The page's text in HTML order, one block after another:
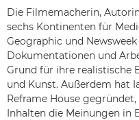
Die Filmemacherin,
sechs Kontinenten für
Geographic und
Dokumentationen und
Grund für ihre realistische
und Kunst. Außerdem hat
Reframe House
Inhalten die Meinungen in